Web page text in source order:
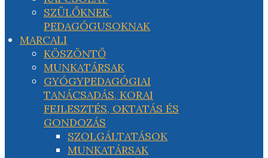
SZÜLŐKNEK,
PEDAGÓGUSOKNAK
MARCALI
KÖSZÖNTŐ
MUNKATÁRSAK
GYÓGYPEDAGÓGIAI
TANÁCSADÁS, KORAI
FEJLESZTÉS, OKTATÁS ÉS
GONDOZÁS
SZOLGÁLTATÁSOK
MUNKATÁRSAK